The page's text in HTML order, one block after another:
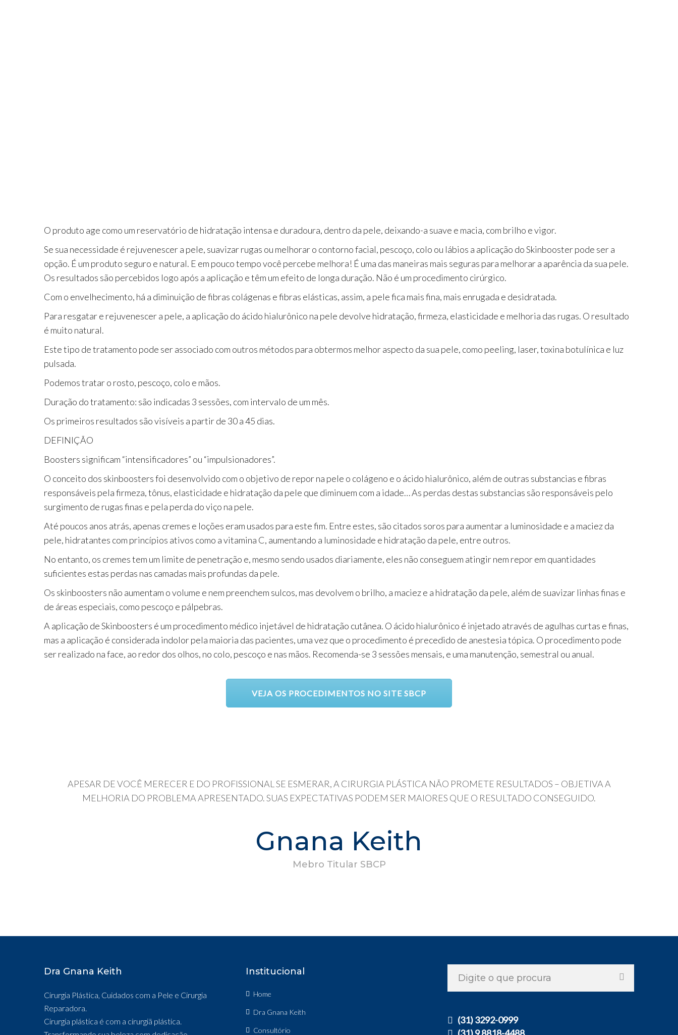
O produto age como um reservatório de hidratação intensa e duradoura, dentro da pele, deixando-a suave e macia, com brilho e vigor.
Se sua necessidade é rejuvenescer a pele, suavizar rugas ou melhorar o contorno facial, pescoço, colo ou lábios a aplicação do Skinbooster pode ser a
opção. É um produto seguro e natural. E em pouco tempo você percebe melhora! É uma das maneiras mais seguras para melhorar a aparência da sua pele.
Os resultados são percebidos logo após a aplicação e têm um efeito de longa duração. Não é um procedimento cirúrgico.
Com o envelhecimento, há a diminuição de fibras colágenas e fibras elásticas, assim, a pele fica mais fina, mais enrugada e desidratada.
Para resgatar e rejuvenescer a pele, a aplicação do ácido hialurônico na pele devolve hidratação, firmeza, elasticidade e melhoria das rugas. O resultado
é muito natural.
Este tipo de tratamento pode ser associado com outros métodos para obtermos melhor aspecto da sua pele, como peeling, laser, toxina botulínica e luz
pulsada.
Podemos tratar o rosto, pescoço, colo e mãos.
Duração do tratamento: são indicadas 3 sessões, com intervalo de um mês.
Os primeiros resultados são visíveis a partir de 30 a 45 dias.
DEFINIÇÃO
Boosters significam “intensificadores” ou “impulsionadores”.
O conceito dos skinboosters foi desenvolvido com o objetivo de repor na pele o colágeno e o ácido hialurônico, além de outras substancias e fibras
responsáveis pela firmeza, tônus, elasticidade e hidratação da pele que diminuem com a idade… As perdas destas substancias são responsáveis pelo
surgimento de rugas finas e pela perda do viço na pele.
Até poucos anos atrás, apenas cremes e loções eram usados para este fim. Entre estes, são citados soros para aumentar a luminosidade e a maciez da
pele, hidratantes com princípios ativos como a vitamina C, aumentando a luminosidade e hidratação da pele, entre outros.
No entanto, os cremes tem um limite de penetração e, mesmo sendo usados diariamente, eles não conseguem atingir nem repor em quantidades
suficientes estas perdas nas camadas mais profundas da pele.
Os skinboosters não aumentam o volume e nem preenchem sulcos, mas devolvem o brilho, a maciez e a hidratação da pele, além de suavizar linhas finas e
de áreas especiais, como pescoço e pálpebras.
A aplicação de Skinboosters é um procedimento médico injetável de hidratação cutânea. O ácido hialurônico é injetado através de agulhas curtas e finas,
mas a aplicação é considerada indolor pela maioria das pacientes, uma vez que o procedimento é precedido de anestesia tópica. O procedimento pode
ser realizado na face, ao redor dos olhos, no colo, pescoço e nas mãos. Recomenda-se 3 sessões mensais, e uma manutenção, semestral ou anual.
VEJA OS PROCEDIMENTOS NO SITE SBCP
APESAR DE VOCÊ MERECER E DO PROFISSIONAL SE ESMERAR, A CIRURGIA PLÁSTICA NÃO PROMETE RESULTADOS – OBJETIVA A
MELHORIA DO PROBLEMA APRESENTADO. SUAS EXPECTATIVAS PODEM SER MAIORES QUE O RESULTADO CONSEGUIDO.
Gnana Keith
Mebro Titular SBCP
Dra Gnana Keith
Cirurgia Plástica, Cuidados com a Pele e Cirurgia
Reparadora.
Cirurgia plástica é com a cirurgiã plástica.
Institucional
Home
Dra Gnana Keith
Consultório
(31) 3292-0999